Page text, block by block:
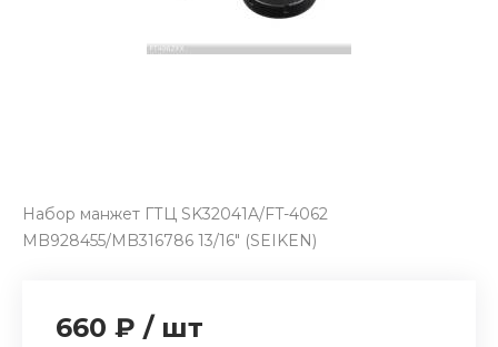
Набор манжет ГТЦ SK32041A/FT-4062
MB928455/MB316786 13/16" (SEIKEN)
660 ₽ / шт